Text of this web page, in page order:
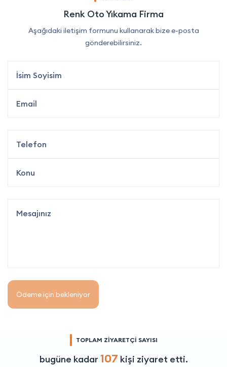
Renk Oto Yıkama Firma
Aşağıdaki iletişim formunu kullanarak bize e-posta
gönderebilirsiniz.
Ödeme için bekleniyor
TOPLAM ZİYARETÇİ SAYISI
bugüne kadar 107 kişi ziyaret etti.